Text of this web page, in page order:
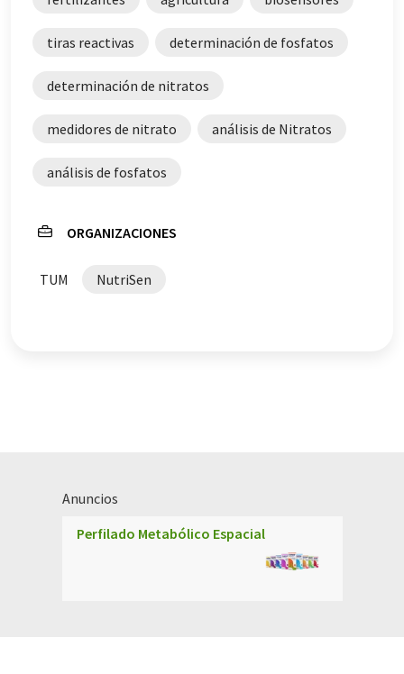
automática, es posible que contenga errores de
vocabulario, sintaxis o gramática. El artículo original en
tiras reactivas determinación de fosfatos
determinación de nitratos
medidores de nitrato análisis de Nitratos
análisis de fosfatos
ORGANIZACIONES
TUM NutriSen
Anuncios
Perfilado Metabólico Espacial